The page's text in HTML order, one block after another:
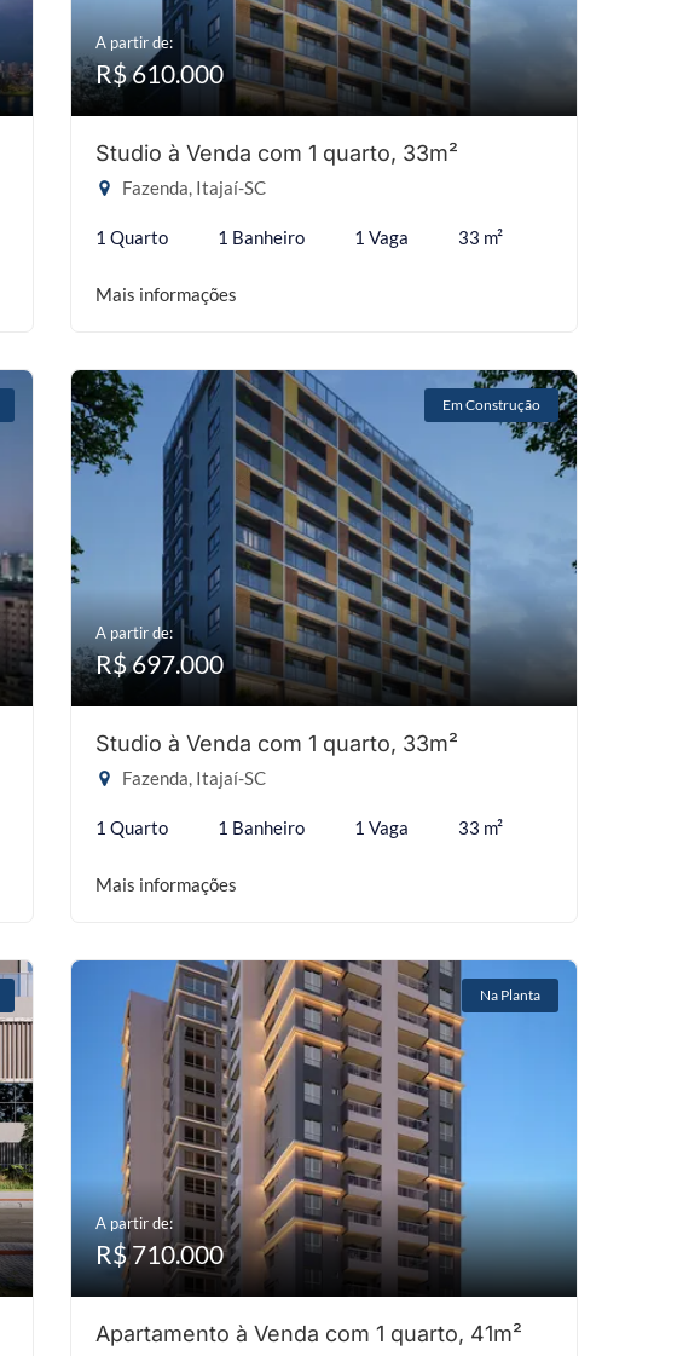
A partir de:
R$ 610.000
Studio à Venda com 1 quarto, 33m²
Fazenda, Itajaí-SC
1 Quarto 1 Banheiro 1 Vaga 33 m²
Mais informações
Em Construção
A partir de:
R$ 697.000
Studio à Venda com 1 quarto, 33m²
Fazenda, Itajaí-SC
1 Quarto 1 Banheiro 1 Vaga 33 m²
Mais informações
Na Planta
A partir de:
R$ 710.000
Apartamento à Venda com 1 quarto, 41m²